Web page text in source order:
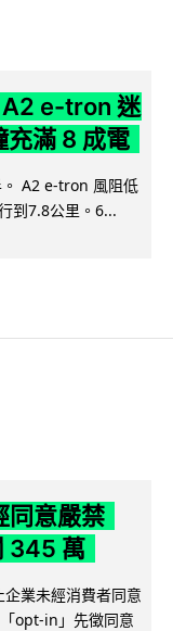
e-tron 迷
滿 8 成電
A2 e-tron 風阻低
到7.8公里。6...
同意嚴禁
345 萬
業未經消費者同意
opt-in」先徵同意